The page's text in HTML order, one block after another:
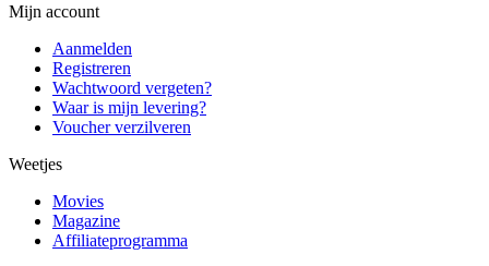
Mijn account
Aanmelden
Registreren
Wachtwoord vergeten?
Waar is mijn levering?
Voucher verzilveren
Weetjes
Movies
Magazine
Affiliateprogramma